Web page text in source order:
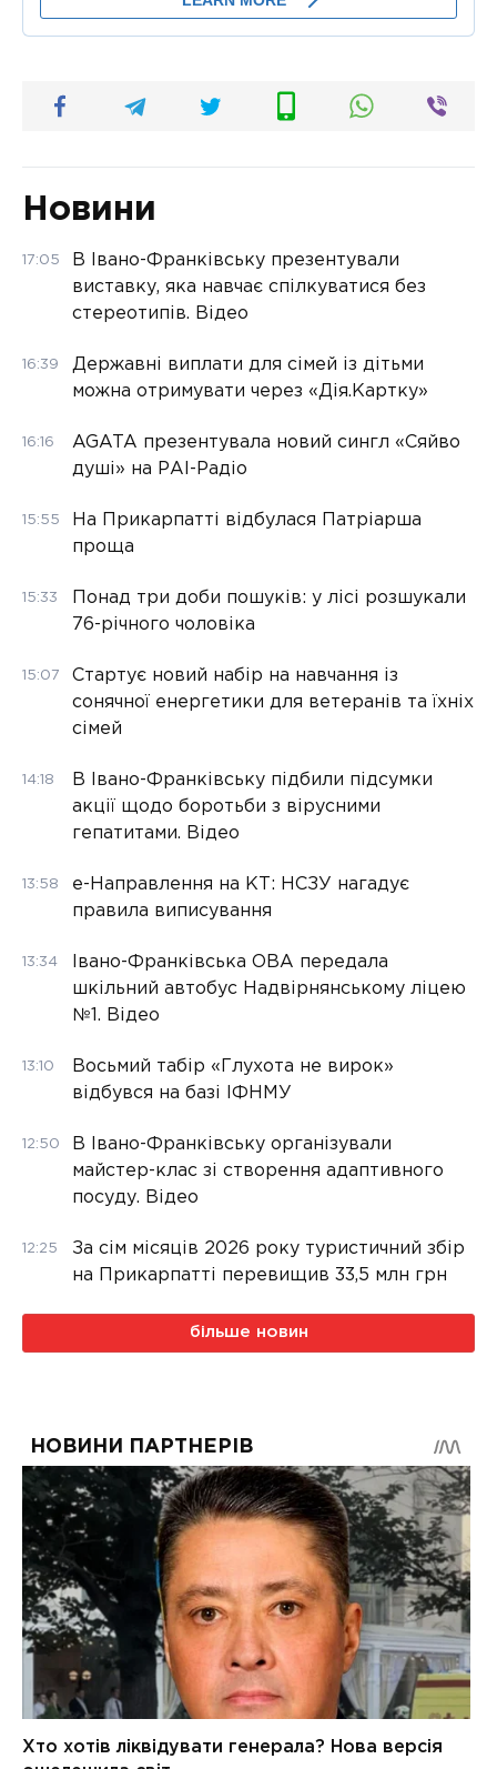
Новини
17:05
В Івано-Франківську презентували
виставку, яка навчає спілкуватися без
стереотипів. Відео
16:39
Державні виплати для сімей із дітьми
можна отримувати через «Дія.Картку»
16:16
AGATA презентувала новий сингл «Сяйво
душі» на РАІ-Радіо
15:55
На Прикарпатті відбулася Патріарша
проща
15:33
Понад три доби пошуків: у лісі розшукали
76-річного чоловіка
15:07
Стартує новий набір на навчання із
сонячної енергетики для ветеранів та їхніх
сімей
14:18
В Івано-Франківську підбили підсумки
акції щодо боротьби з вірусними
гепатитами. Відео
13:58
е-Направлення на КТ: НСЗУ нагадує
правила виписування
13:34
Івано-Франківська ОВА передала
шкільний автобус Надвірнянському ліцею
№1. Відео
13:10
Восьмий табір «Глухота не вирок»
відбувся на базі ІФНМУ
12:50
В Івано-Франківську організували
майстер-клас зі створення адаптивного
посуду. Відео
12:25
За сім місяців 2026 року туристичний збір
на Прикарпатті перевищив 33,5 млн грн
більше новин